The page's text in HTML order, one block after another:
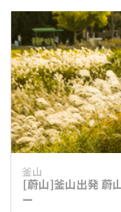
釜山
[蔚山]釜山出発 蔚
ー